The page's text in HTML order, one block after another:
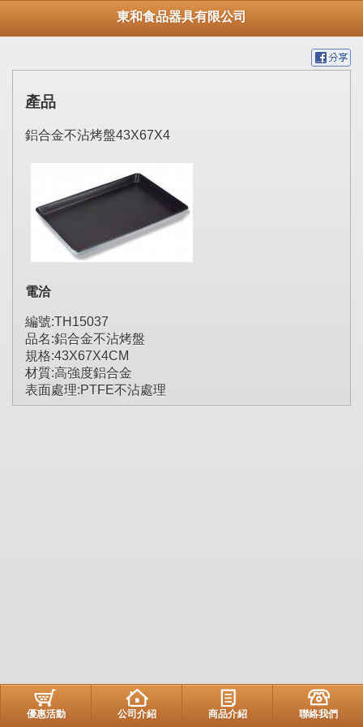
東和食品器具有限公司
產品
鋁合金不沾烤盤43X67X4
電洽
編號:TH15037
品名:鋁合金不沾烤盤
規格:43X67X4CM
材質:高強度鋁合金
表面處理:PTFE不沾處理
優惠活動 公司介紹 商品介紹 聯絡我們